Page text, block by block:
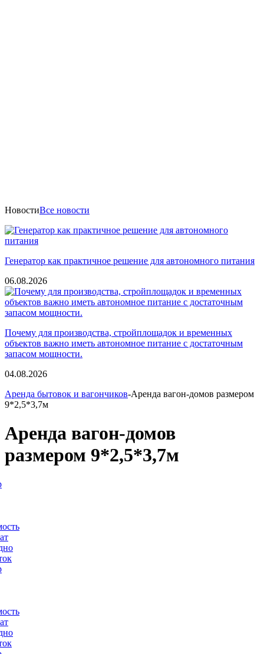
НовостиВсе новости
Генератор как практичное решение для автономного питания
06.08.2026
Почему для производства, стройплощадок и временных
объектов важно иметь автономное питание с достаточным
запасом мощности.
04.08.2026
Аренда бытовок и вагончиков-Аренда вагон-домов размером
9*2,5*3,7м
Аренда вагон-домов
размером 9*2,5*3,7м